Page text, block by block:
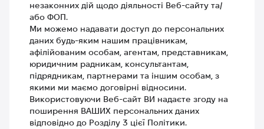
незаконних дій щодо діяльності Веб-сайту та/
або ФОП.
Ми можемо надавати доступ до персональних
даних будь-яким нашим працівникам,
афілійованим особам, агентам, представникам,
юридичним радникам, консультантам,
підрядникам, партнерами та іншим особам, з
якими ми маємо договірні відносини.
Використовуючи Веб-сайт ВИ надаєте згоду на
поширення ВАШИХ персональних даних
відповідно до Розділу 3 цієї Політики.